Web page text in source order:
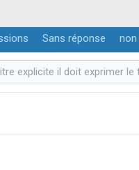
Sans réponse non